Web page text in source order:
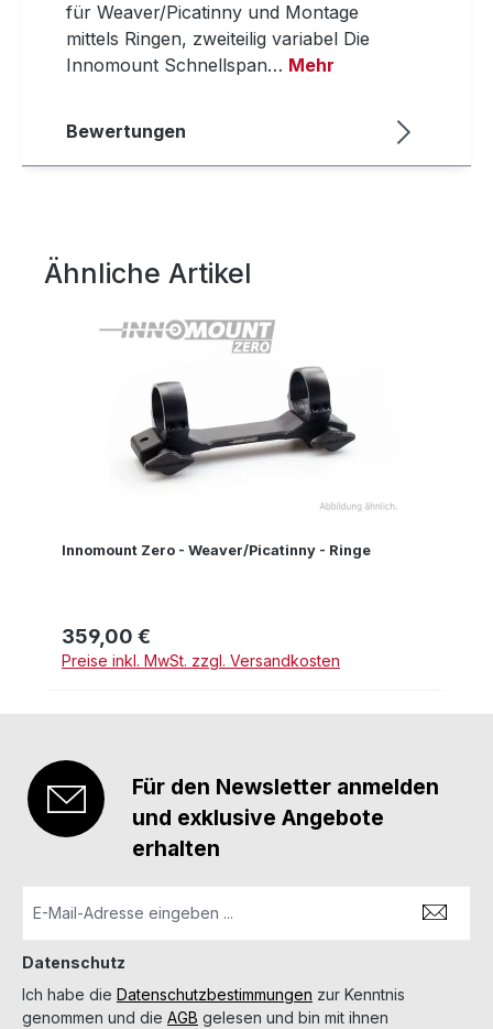
für Weaver/Picatinny und Montage
mittels Ringen, zweiteilig variabel Die
Innomount Schnellspan… Mehr
Bewertungen
Produktgalerie überspringen
Ähnliche Artikel
Innomount Zero - Weaver/Picatinny - Ringe
Regulärer Preis:
359,00 €
Preise inkl. MwSt. zzgl. Versandkosten
Für den Newsletter anmelden
und exklusive Angebote
erhalten
Datenschutz
Ich habe die Datenschutzbestimmungen zur Kenntnis
genommen und die AGB gelesen und bin mit ihnen